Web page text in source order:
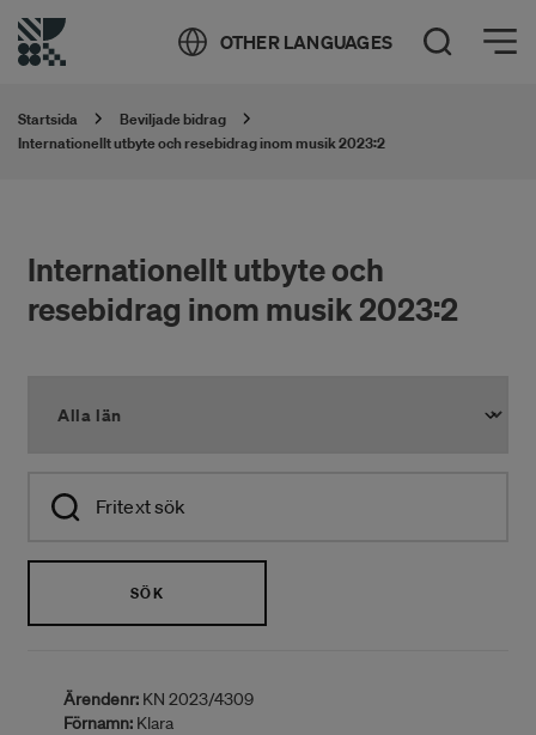
OTHER LANGUAGES Öppna sök
Öppna meny
Startsida
Beviljade bidrag
Internationellt utbyte och resebidrag inom musik 2023:2
Internationellt utbyte och
resebidrag inom musik 2023:2
SÖK
Ärendenr: KN 2023/4309
Förnamn: Klara